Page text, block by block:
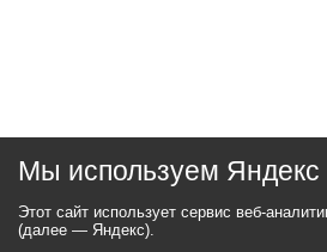
Мы используем Яндекс
Этот сайт использует сервис веб-
(далее — Яндекс).